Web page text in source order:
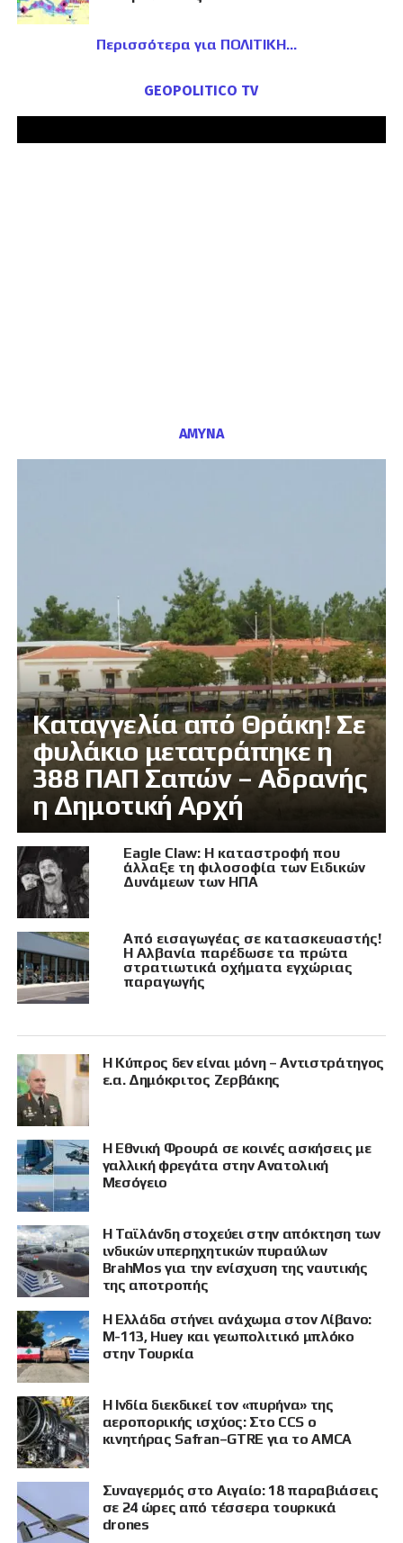
Περισσότερα για ΠΟΛΙΤΙΚΗ
GEOPOLITICO TV
ΑΜΥΝΑ
Καταγγελία από Θράκη! Σε
φυλάκιο μετατράπηκε η
388 ΠΑΠ Σαπών – Αδρανής
η Δημοτική Αρχή
Eagle Claw: Η καταστροφή που
άλλαξε τη φιλοσοφία των Ειδικών
Δυνάμεων των ΗΠΑ
Από εισαγωγέας σε κατασκευαστής!
Η Αλβανία παρέδωσε τα πρώτα
στρατιωτικά οχήματα εγχώριας
παραγωγής
Η Κύπρος δεν είναι μόνη – Αντιστράτηγος
ε.α. Δημόκριτος Ζερβάκης
Η Εθνική Φρουρά σε κοινές ασκήσεις με
γαλλική φρεγάτα στην Ανατολική
Μεσόγειο
Η Ταϊλάνδη στοχεύει στην απόκτηση των
ινδικών υπερηχητικών πυραύλων
BrahMos για την ενίσχυση της ναυτικής
της αποτροπής
Η Ελλάδα στήνει ανάχωμα στον Λίβανο:
M-113, Huey και γεωπολιτικό μπλόκο
στην Τουρκία
Η Ινδία διεκδικεί τον «πυρήνα» της
αεροπορικής ισχύος: Στο CCS ο
κινητήρας Safran–GTRE για το AMCA
Συναγερμός στο Αιγαίο: 18 παραβιάσεις
σε 24 ώρες από τέσσερα τουρκικά
drones